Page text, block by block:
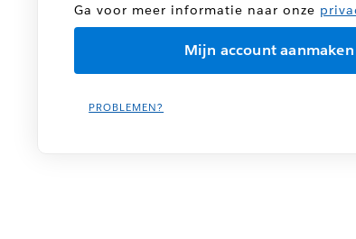
Ga voor meer informatie naar onze
PROBLEMEN?